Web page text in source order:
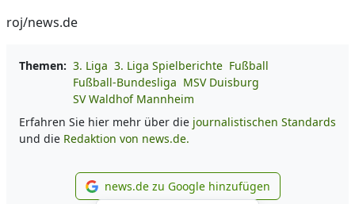
roj/news.de
Themen: 3. Liga 3. Liga Spielberichte Fußball
Fußball-Bundesliga MSV Duisburg
SV Waldhof Mannheim
Erfahren Sie hier mehr über die journalistischen Standards
und die Redaktion von news.de.
news.de zu Google
news.de zu Google hinzufügen